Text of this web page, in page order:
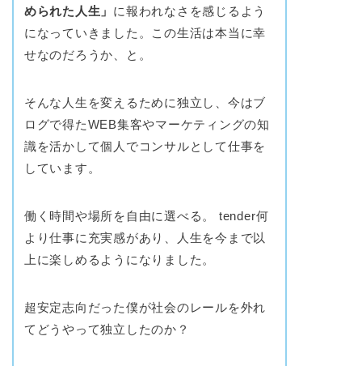
められた人生」 に報われなさを感じるよう
になっていきました。この生活は本当に幸
せなのだろうか、と。
そんな人生を変えるために独立し、今はブ
ログで得たWEB集客やマーケティングの知
識を活かして個人でコンサルとして仕事を
しています。
働く時間や場所を自由に選べる。 tender何
より仕事に充実感があり、人生を今まで以
上に楽しめるようになりました。
超安定志向だった僕が社会のレールを外れ
てどうやって独立したのか？